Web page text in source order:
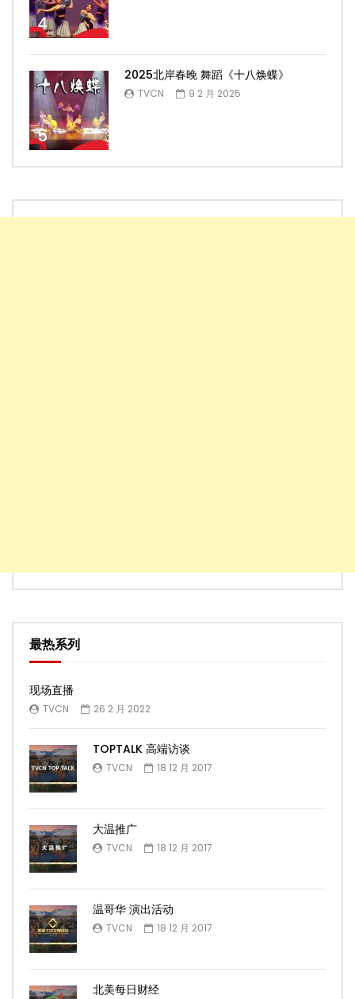
4
5
2025北岸春晚 舞蹈《十八焕蝶》
TVCN 9 2 月 2025
最热系列
现场直播
TVCN 26 2 月 2022
TOPTALK 高端访谈
TVCN 18 12 月 2017
大温推广
TVCN 18 12 月 2017
温哥华 演出活动
TVCN 18 12 月 2017
北美每日财经